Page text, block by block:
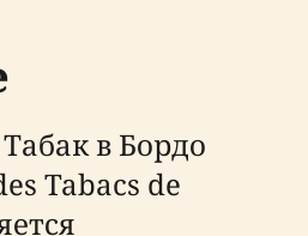
в Бордо
Tabacs de